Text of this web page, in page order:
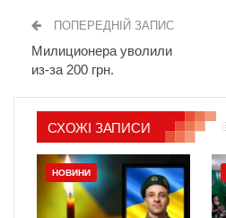
ПОПЕРЕДНІЙ ЗАПИС
Милиционера уволили
из-за 200 грн.
СХОЖІ ЗАПИСИ
НОВИНИ